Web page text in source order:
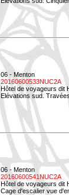
06 - Menton
20160600533NUC2A
Hôtel de voyageurs dit
Elévations sud.
06 - Menton
20160600541NUC2A
Hôtel de voyageurs dit
Cage d'escalier vue